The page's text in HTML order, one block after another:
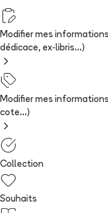
Modifier mes
dédicace, ex-libris...)
Modifier mes
cote...)
Collection
Souhaits